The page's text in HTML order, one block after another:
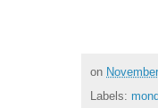
on
Labels: